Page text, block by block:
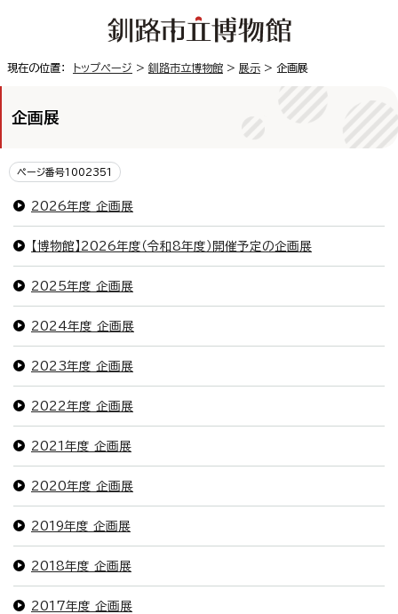
現在の位置： トップページ > 釧路市立博物館 > 展示 > 企画展
企画展
ページ番号1002351
2026年度 企画展
【博物館】2026年度（令和8年度）開催予定の企画展
2025年度 企画展
2024年度 企画展
2023年度 企画展
2022年度 企画展
2021年度 企画展
2020年度 企画展
2019年度 企画展
2018年度 企画展
2017年度 企画展